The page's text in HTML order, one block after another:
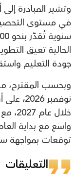
وتشير المبادرة
في مستوى
الحالية تعيق
جودة التعليم
وبحسب المقترح،
نوفمبر
خلال
توقعات بمواجهة
التعليقات